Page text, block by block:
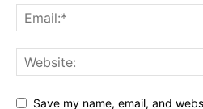
Save my name, email, and